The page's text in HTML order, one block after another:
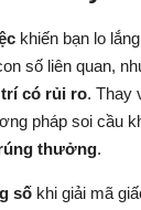
khiến bạn lo
số liên quan,
có rủi ro. Thay
pháp soi cầu
thưởng.
số khi giải mã